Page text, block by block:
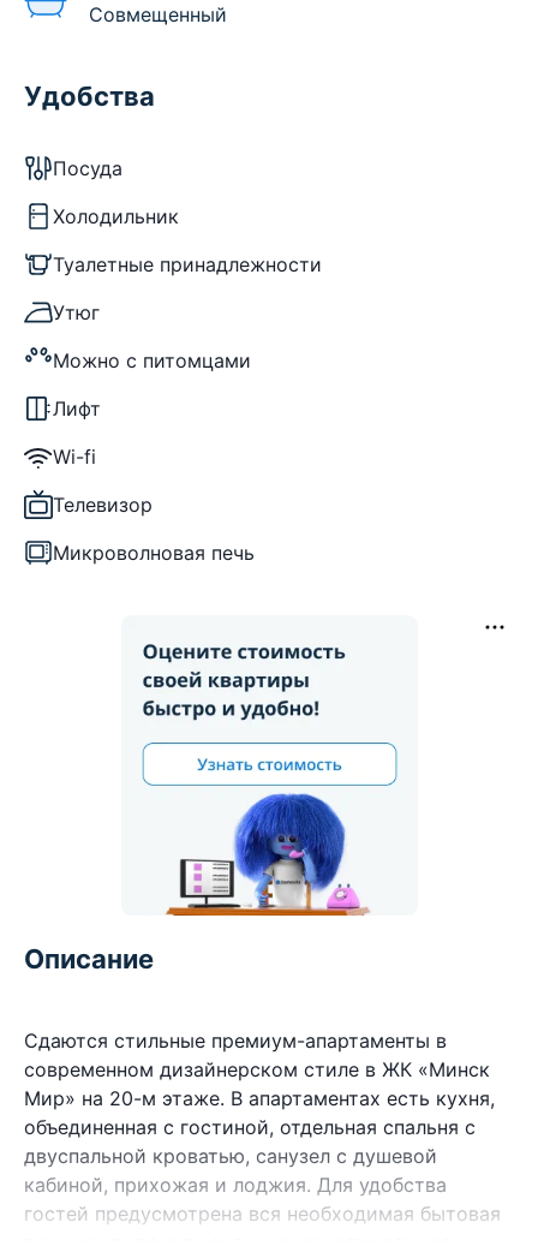
Совмещенный
Удобства
Посуда
Холодильник
Туалетные принадлежности
Утюг
Можно с питомцами
Лифт
Wi-fi
Телевизор
Микроволновая печь
Описание
Сдаются стильные премиум-апартаменты в
современном дизайнерском стиле в ЖК «Минск
Мир» на 20-м этаже. В апартаментах есть кухня,
объединенная с гостиной, отдельная спальня с
двуспальной кроватью, санузел с душевой
кабиной, прихожая и лоджия. Для удобства
гостей предусмотрена вся необходимая бытовая